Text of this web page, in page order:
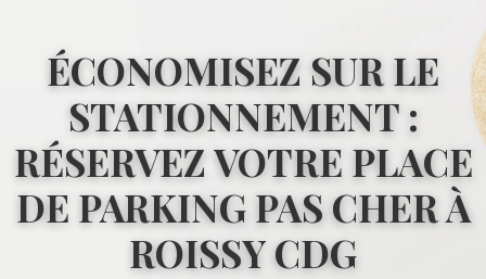
ÉCONOMISEZ SUR LE
STATIONNEMENT :
RÉSERVEZ VOTRE PLACE
DE PARKING PAS CHER À
ROISSY CDG